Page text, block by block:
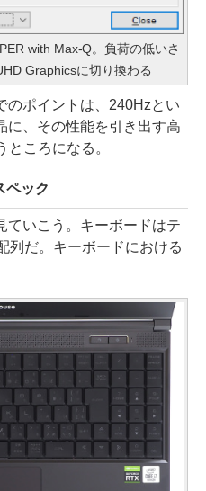
with Max-Q。負荷の低いさ
Graphicsに切り換わる
ポイントは、240Hzとい
に、その性能を引き出す高
ころになる。
ペック
いこう。キーボードはテ
列だ。キーボードにおける